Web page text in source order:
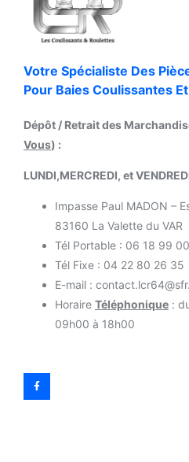
Votre Spécialiste Des
Pour Baies Coulissantes
Dépôt / Retrait des
Vous) :
LUNDI,MERCREDI, et
Impasse Paul MADON –
83160 La Valette du VAR
Tél Portable : 06 18 99
Tél Fixe : 04 22 80 26 35
E-mail :
Horaire Téléphonique :
09h00 à 18h00